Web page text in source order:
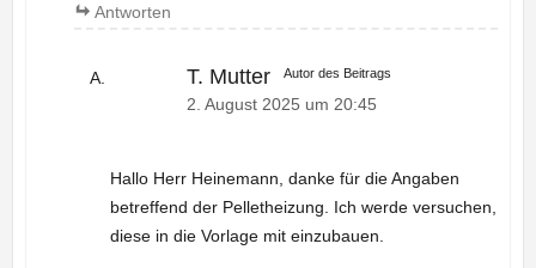
Antworten
T. Mutter Autor des Beitrags
2. August 2025 um 20:45
Hallo Herr Heinemann, danke für die Angaben
betreffend der Pelletheizung. Ich werde versuchen,
diese in die Vorlage mit einzubauen.